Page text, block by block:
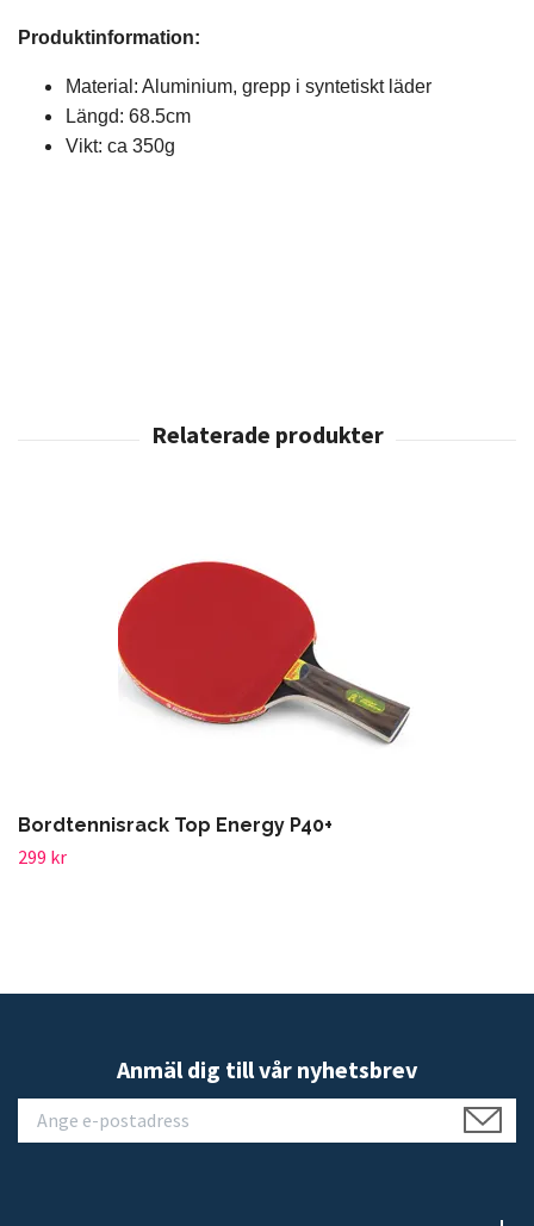
Produktinformation:
Material: Aluminium, grepp i syntetiskt läder
Längd: 68.5cm
Vikt: ca 350g
Bordtennisrack Top Energy P40+
299 kr
Anmäl dig till vår nyhetsbrev